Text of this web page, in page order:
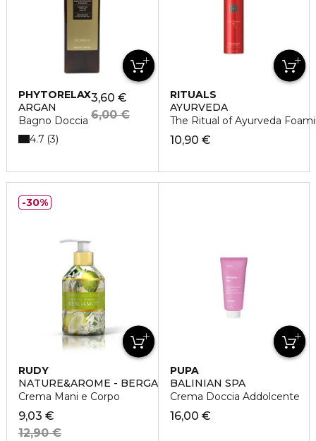
PHYTORELAX
ARGAN
Bagno Doccia
3,60 €
6,00 €
4.7 3
RITUALS
AYURVEDA
The Ritual of Ayurveda
10,90 €
RUDY
NATURE&AROME - BERGAMOTTO
Crema Mani e Corpo
9,03 €
12,90 €
30%
PUPA
BALINIAN SPA
Crema Doccia Addolcente
16,00 €